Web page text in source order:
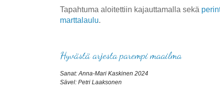
Tapahtuma aloitettiin kajauttamalla sekä
marttalaulu.
Hyvästä arjesta parempi maailma
Sanat: Anna-Mari Kaskinen 2024
Sävel: Petri Laaksonen